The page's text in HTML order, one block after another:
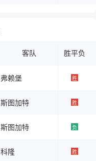
客队 胜平负
弗赖堡 胜
斯图加特 胜
斯图加特 负
科隆 胜